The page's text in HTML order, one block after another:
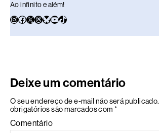
Ao infinito e além!
Deixe um comentário
O seu endereço de e-mail não será publicado.
obrigatórios são marcados com *
Comentário